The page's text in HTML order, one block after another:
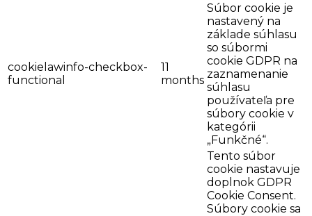
cookielawinfo-checkbox-
functional
11
months
Súbor cookie je
nastavený na
základe súhlasu
so súbormi
cookie GDPR na
zaznamenanie
súhlasu
používateľa pre
súbory cookie v
kategórii
„Funkčné“.
Tento súbor
cookie nastavuje
doplnok GDPR
Cookie Consent.
Súbory cookie sa